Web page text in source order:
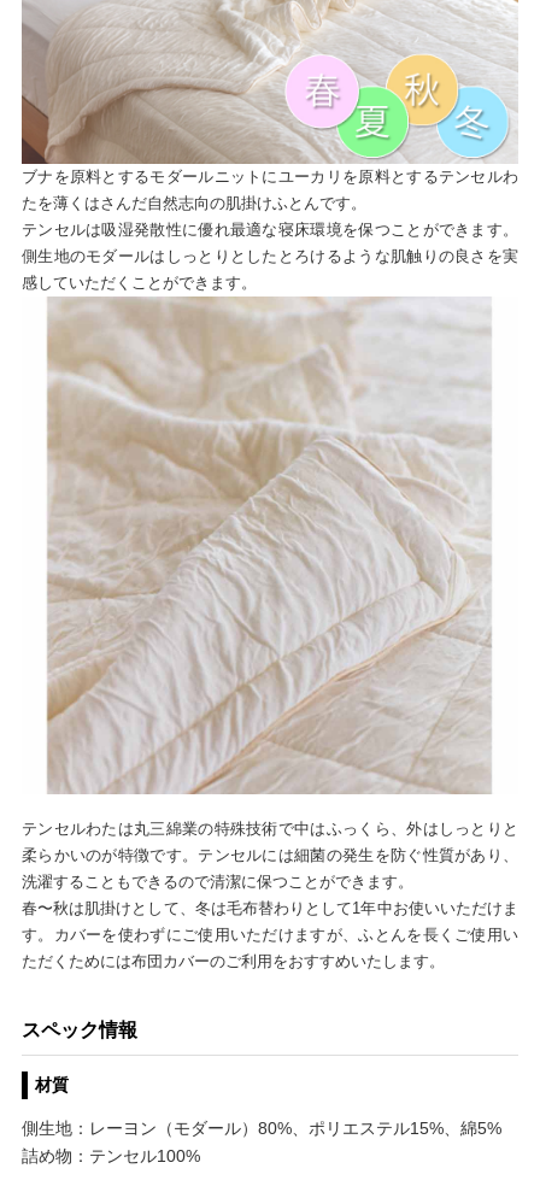
ブナを原料とするモダールニットにユーカリを原料とするテンセルわ
たを薄くはさんだ自然志向の肌掛けふとんです。
テンセルは吸湿発散性に優れ最適な寝床環境を保つことができます。
側生地のモダールはしっとりとしたとろけるような肌触りの良さを実
感していただくことができます。
テンセルわたは丸三綿業の特殊技術で中はふっくら、外はしっとりと
柔らかいのが特徴です。テンセルには細菌の発生を防ぐ性質があり、
洗濯することもできるので清潔に保つことができます。
春〜秋は肌掛けとして、冬は毛布替わりとして1年中お使いいただけま
す。カバーを使わずにご使用いただけますが、ふとんを長くご使用い
ただくためには布団カバーのご利用をおすすめいたします。
スペック情報
材質
側生地：レーヨン（モダール）80%、ポリエステル15%、綿5%
詰め物：テンセル100%